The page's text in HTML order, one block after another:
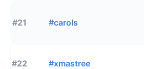
#21 #carols
#22 #xmastree